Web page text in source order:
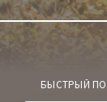
БЫСТРЫЙ